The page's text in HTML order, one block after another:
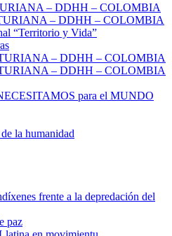
– DDHH – COLOMBIA
– DDHH – COLOMBIA
“Territorio y Vida”
– DDHH – COLOMBIA
– DDHH – COLOMBIA
para el MUNDO
la humanidad
frente a la depredación del
paz